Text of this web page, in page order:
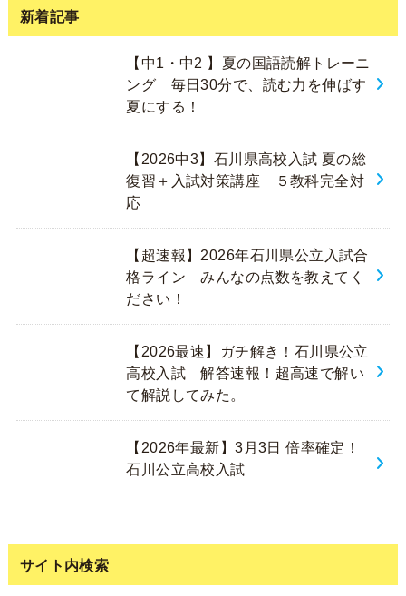
新着記事
【中1・中2 】夏の国語読解トレーニ
ング 毎日30分で、読む力を伸ばす
夏にする！
【2026中3】石川県高校入試 夏の総
復習＋入試対策講座 ５教科完全対
応
【超速報】2026年石川県公立入試合
格ライン みんなの点数を教えてく
ださい！
【2026最速】ガチ解き！石川県公立
高校入試 解答速報！超高速で解い
て解説してみた。
【2026年最新】3月3日 倍率確定！
石川公立高校入試
サイト内検索